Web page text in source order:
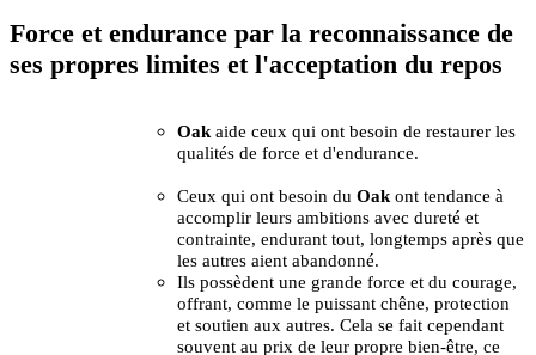
Force et endurance par la reconnaissance de
ses propres limites et l'acceptation du repos
Oak aide ceux qui ont besoin de restaurer les
qualités de force et d'endurance.
Ceux qui ont besoin du Oak ont tendance à
accomplir leurs ambitions avec dureté et
contrainte, endurant tout, longtemps après que
les autres aient abandonné.
Ils possèdent une grande force et du courage,
offrant, comme le puissant chêne, protection
et soutien aux autres. Cela se fait cependant
souvent au prix de leur propre bien-être, ce